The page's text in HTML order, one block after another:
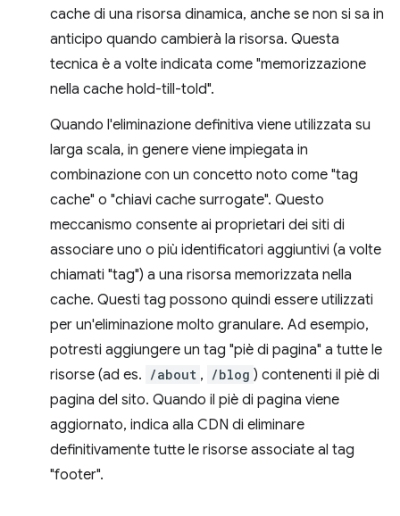
cache di una risorsa dinamica, anche se non si sa in
anticipo quando cambierà la risorsa. Questa
tecnica è a volte indicata come "memorizzazione
nella cache hold-till-told".
Quando l'eliminazione definitiva viene utilizzata su
larga scala, in genere viene impiegata in
combinazione con un concetto noto come "tag
cache" o "chiavi cache surrogate". Questo
meccanismo consente ai proprietari dei siti di
associare uno o più identificatori aggiuntivi (a volte
chiamati "tag") a una risorsa memorizzata nella
cache. Questi tag possono quindi essere utilizzati
per un'eliminazione molto granulare. Ad esempio,
potresti aggiungere un tag "piè di pagina" a tutte le
risorse (ad es. /about , /blog ) contenenti il piè di
pagina del sito. Quando il piè di pagina viene
aggiornato, indica alla CDN di eliminare
definitivamente tutte le risorse associate al tag
"footer".